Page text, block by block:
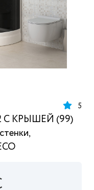
5
С КРЫШЕЙ (99)